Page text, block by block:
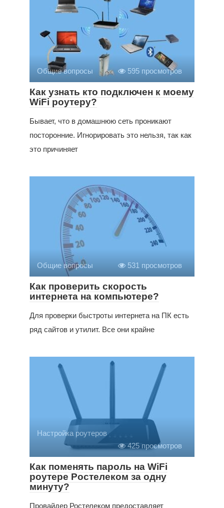
Общие вопросы 595 просмотров
Как узнать кто подключен к моему
WiFi роутеру?
Бывает, что в домашнюю сеть проникают
посторонние. Игнорировать это нельзя, так как
это причиняет
Общие вопросы 531 просмотров
Как проверить скорость
интернета на компьютере?
Для проверки быстроты интернета на ПК есть
ряд сайтов и утилит. Все они крайне
Настройка роутеров
425 просмотров
Как поменять пароль на WiFi
роутере Ростелеком за одну
минуту?
Провайдер Ростелеком предоставляет